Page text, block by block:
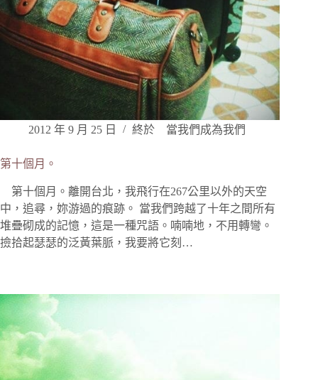
2012 年 9 月 25 日 終於 當我們成為我們
第十個月。
第十個月。離開台北，我飛行在267公里以外的天空
中，追尋，妳游過的痕跡。 當我們跨越了十年之間所有
堆疊砌成的記憶，這是一種咒語。喃喃地，不用轉彎。
撿拾起瑟瑟的泛黃葉脈，我要將它刻…